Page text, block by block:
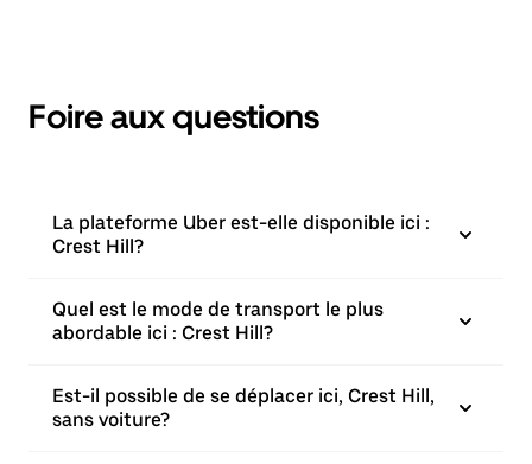
Foire aux questions
La plateforme Uber est-elle disponible ici :
Crest Hill?
Quel est le mode de transport le plus
abordable ici : Crest Hill?
Est-il possible de se déplacer ici, Crest Hill,
sans voiture?